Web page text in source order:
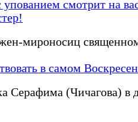
смотрит на
мироносиц
в самом
Серафима (Чичагова) в